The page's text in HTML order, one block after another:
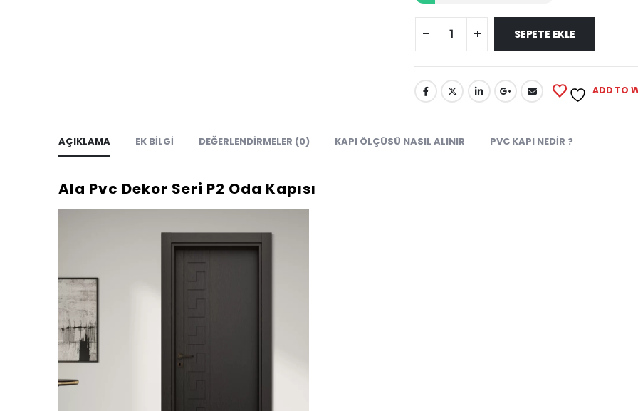
SEPETE EKLE
ADD TO
AÇIKLAMA EK BILGI DEĞERLENDIRMELER (0) KAPI ÖLÇÜSÜ NASIL ALINIR PVC KAPI NEDİR ?
Ala Pvc Dekor Seri P2 Oda Kapısı